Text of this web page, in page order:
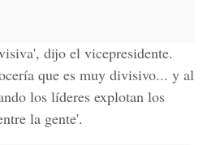
dijo el vicepresidente.
que es muy divisivo... y al
los líderes explotan los
la gente'.